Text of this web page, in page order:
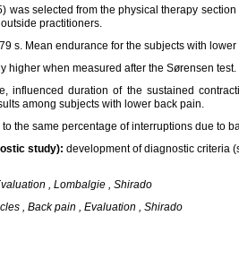
was selected from the physical therapy
practitioners.
s. Mean endurance for the subjects with
higher when measured after the Sørensen test.
influenced duration of the sustained
among subjects with lower back pain.
the same percentage of interruptions due to
study): development of diagnostic criteria
, Lombalgie , Shirado
, Back pain , Evaluation , Shirado